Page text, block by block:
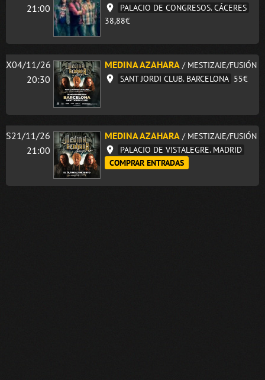
21:00
PALACIO DE CONGRESOS. CÁCERES
38,88€
X04/11/26
20:30
MEDINA AZAHARA / MESTIZAJE/FUSIÓN
SANT JORDI CLUB. BARCELONA 55€
S21/11/26
21:00
MEDINA AZAHARA / MESTIZAJE/FUSIÓN
PALACIO DE VISTALEGRE. MADRID
COMPRAR ENTRADAS